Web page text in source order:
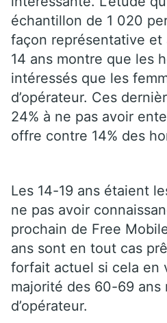
échantillon de 1 020
façon représentative et
14 ans montre que les
intéressés que les
d’opérateur. Ces
24% à ne pas avoir
offre contre 14% des
Les 14-19 ans étaient
ne pas avoir
prochain de Free
ans sont en tout cas
forfait actuel si cela en
majorité des 60-69 ans
d’opérateur.